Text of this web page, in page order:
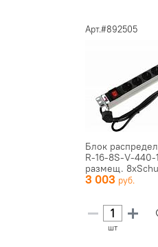
Арт.#892505
Блок
R-16-8S-V-440-
размещ.
3 003
шт